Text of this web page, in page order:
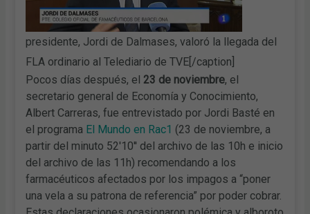
presidente, Jordi de Dalmases, valoró la llegada del
FLA ordinario al Telediario de TVE[/caption]
Pocos días después, el 23 de noviembre, el
secretario general de Economía y Conocimiento,
Albert Carreras, fue entrevistado por Jordi Basté en
el programa El Mundo en Rac1 (23 de noviembre, a
partir del minuto 52'10'' del archivo de las 10h e inicio
del archivo de las 11h) recomendando a los
farmacéuticos afectados por los impagos a “poner
una vela a su patrona de referencia” por poder cobrar.